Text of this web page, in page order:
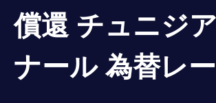
償還 チュニジ
ナール 為替レ